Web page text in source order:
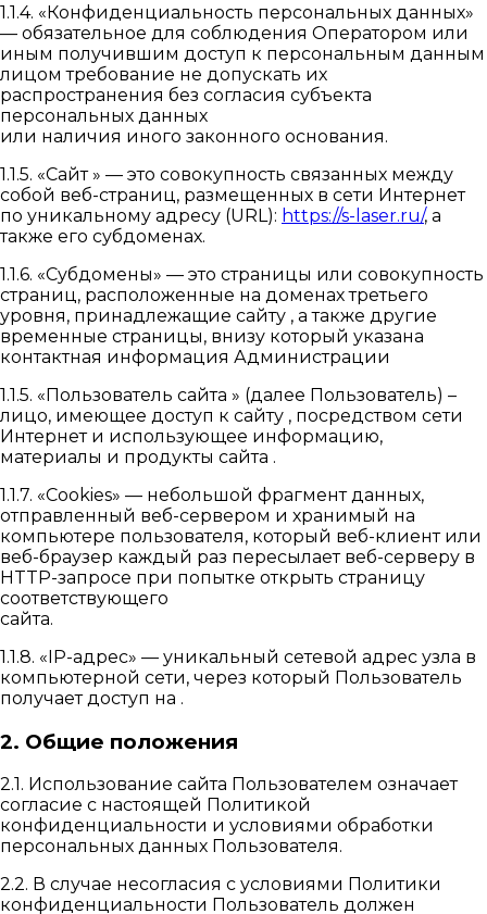
1.1.4. «Конфиденциальность персональных данных»
— обязательное для соблюдения Оператором или
иным получившим доступ к персональным данным
лицом требование не допускать их
распространения без согласия субъекта
персональных данных
или наличия иного законного основания.
1.1.5. «Сайт » — это совокупность связанных между
собой веб-страниц, размещенных в сети Интернет
по уникальному адресу (URL): https://s-laser.ru/, а
также его субдоменах.
1.1.6. «Субдомены» — это страницы или совокупность
страниц, расположенные на доменах третьего
уровня, принадлежащие сайту , а также другие
временные страницы, внизу который указана
контактная информация Администрации
1.1.5. «Пользователь сайта » (далее Пользователь) –
лицо, имеющее доступ к сайту , посредством сети
Интернет и использующее информацию,
материалы и продукты сайта .
1.1.7. «Cookies» — небольшой фрагмент данных,
отправленный веб-сервером и хранимый на
компьютере пользователя, который веб-клиент или
веб-браузер каждый раз пересылает веб-серверу в
HTTP-запросе при попытке открыть страницу
соответствующего
сайта.
1.1.8. «IP-адрес» — уникальный сетевой адрес узла в
компьютерной сети, через который Пользователь
получает доступ на .
2. Общие положения
2.1. Использование сайта Пользователем означает
согласие с настоящей Политикой
конфиденциальности и условиями обработки
персональных данных Пользователя.
2.2. В случае несогласия с условиями Политики
конфиденциальности Пользователь должен